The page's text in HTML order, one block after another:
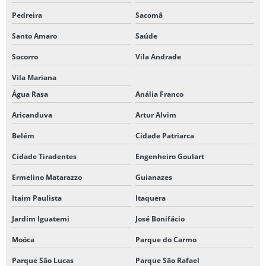
IMPRESSÃO DE RÓTULO BOPP METALIZADO
ONDE FAZER CARIMBOS EM MOEMA
PERSONALIZAÇÃO A LASER
PLACAS EM AÇO ESCOVADO SP
PLACAS COMEMORATIVAS EM AÇO ESCOVADO
PLACAS EM PVC PERSONALIZADAS
PLOTAGEM EM MOEMA
RÓTULO ADESIVO IMPERMEÁVEL BOPP
RÓTULO ADESIVO METALIZADO
RÓTULO BOBINA BOPP TRANSPARENTE
Pedreira Sacomã
Santo Amaro Saúde
Socorro Vila Andrade
Vila Mariana
Água Rasa
Anália Franco
Aricanduva Artur Alvim
Belém Cidade Patriarca
Cidade Tiradentes Engenheiro Goulart
Ermelino Matarazzo Guianazes
Itaim Paulista Itaquera
Jardim Iguatemi José Bonifácio
Moóca Parque do Carmo
Parque São Lucas Parque São Rafael